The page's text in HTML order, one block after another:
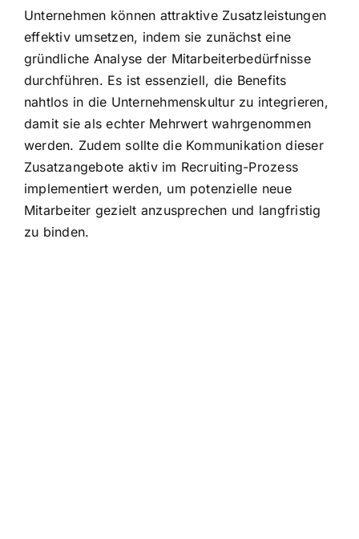
Unternehmen können attraktive Zusatzleistungen
effektiv umsetzen, indem sie zunächst eine
gründliche Analyse der Mitarbeiterbedürfnisse
durchführen. Es ist essenziell, die Benefits
nahtlos in die Unternehmenskultur zu integrieren,
damit sie als echter Mehrwert wahrgenommen
werden. Zudem sollte die Kommunikation dieser
Zusatzangebote aktiv im Recruiting-Prozess
implementiert werden, um potenzielle neue
Mitarbeiter gezielt anzusprechen und langfristig
zu binden.